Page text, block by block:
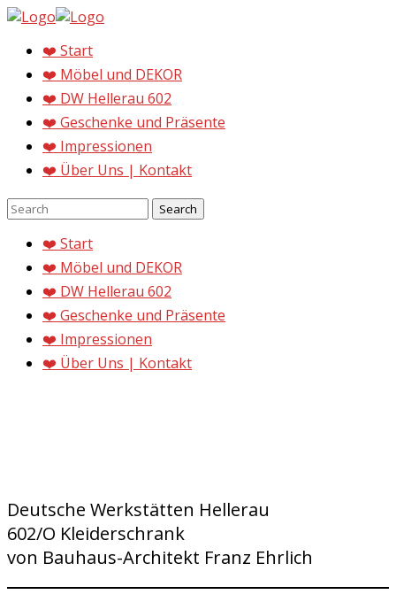
❤️ Start
❤️ Möbel und DEKOR
❤️ DW Hellerau 602
❤️ Geschenke und Präsente
❤️ Impressionen
❤️ Über Uns | Kontakt
❤️ Start
❤️ Möbel und DEKOR
❤️ DW Hellerau 602
❤️ Geschenke und Präsente
❤️ Impressionen
❤️ Über Uns | Kontakt
Deutsche Werkstätten Hellerau
602/O Kleiderschrank
von Bauhaus-Architekt Franz Ehrlich